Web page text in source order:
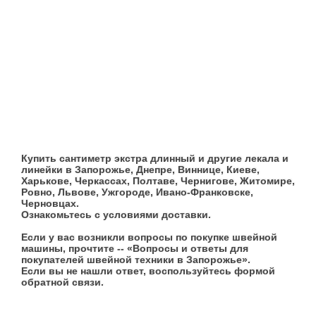
Купить сантиметр экстра длинный и другие лекала и
линейки в Запорожье, Днепре, Виннице, Киеве,
Харькове, Черкассах, Полтаве, Чернигове, Житомире,
Ровно, Львове, Ужгороде, Ивано-Франковске,
Черновцах.
Ознакомьтесь с условиями доставки.
Если у вас возникли вопросы по покупке швейной
машины, прочтите -- «Вопросы и ответы для
покупателей швейной техники в Запорожье».
Если вы не нашли ответ, воспользуйтесь формой
обратной связи.